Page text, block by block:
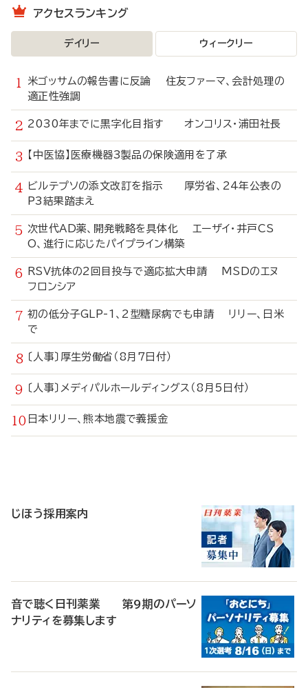
アクセスランキング
デイリー ウィークリー
米ゴッサムの報告書に反論 住友ファーマ、会計処理の
適正性強調
2030年までに黒字化目指す オンコリス・浦田社長
【中医協】医療機器3製品の保険適用を了承
ビルテプソの添文改訂を指示 厚労省、24年公表の
P3結果踏まえ
次世代AD薬、開発戦略を具体化 エーザイ・井戸CS
O、進行に応じたパイプライン構築
RSV抗体の2回目投与で適応拡大申請 MSDのエヌ
フロンシア
初の低分子GLP-1、2型糖尿病でも申請 リリー、日米
で
〔人事〕厚生労働省（8月7日付）
〔人事〕メディパルホールディングス（8月5日付）
日本リリー、熊本地震で義援金
じほう採用案内
音で聴く日刊薬業 第9期のパーソ
ナリティを募集します